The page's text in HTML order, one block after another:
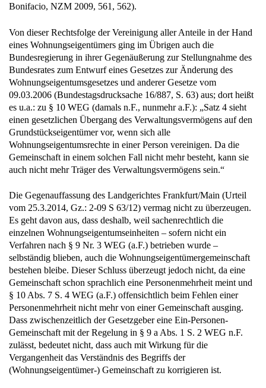
Bonifacio, NZM 2009, 561, 562).
Von dieser Rechtsfolge der Vereinigung aller Anteile in der Hand
eines Wohnungseigentümers ging im Übrigen auch die
Bundesregierung in ihrer Gegenäußerung zur Stellungnahme des
Bundesrates zum Entwurf eines Gesetzes zur Änderung des
Wohnungseigentumsgesetzes und anderer Gesetze vom
09.03.2006 (Bundestagsdrucksache 16/887, S. 63) aus; dort heißt
es u.a.: zu § 10 WEG (damals n.F., nunmehr a.F.): „Satz 4 sieht
einen gesetzlichen Übergang des Verwaltungsvermögens auf den
Grundstückseigentümer vor, wenn sich alle
Wohnungseigentumsrechte in einer Person vereinigen. Da die
Gemeinschaft in einem solchen Fall nicht mehr besteht, kann sie
auch nicht mehr Träger des Verwaltungsvermögens sein.“
Die Gegenauffassung des Landgerichtes Frankfurt/Main (Urteil
vom 25.3.2014, Gz.: 2-09 S 63/12) vermag nicht zu überzeugen.
Es geht davon aus, dass deshalb, weil sachenrechtlich die
einzelnen Wohnungseigentumseinheiten – sofern nicht ein
Verfahren nach § 9 Nr. 3 WEG (a.F.) betrieben wurde –
selbständig blieben, auch die Wohnungseigentümergemeinschaft
bestehen bleibe. Dieser Schluss überzeugt jedoch nicht, da eine
Gemeinschaft schon sprachlich eine Personenmehrheit meint und
§ 10 Abs. 7 S. 4 WEG (a.F.) offensichtlich beim Fehlen einer
Personenmehrheit nicht mehr von einer Gemeinschaft ausging.
Dass zwischenzeitlich der Gesetzgeber eine Ein-Personen-
Gemeinschaft mit der Regelung in § 9 a Abs. 1 S. 2 WEG n.F.
zulässt, bedeutet nicht, dass auch mit Wirkung für die
Vergangenheit das Verständnis des Begriffs der
(Wohnungseigentümer-) Gemeinschaft zu korrigieren ist.